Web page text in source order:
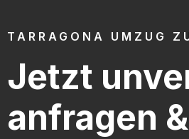
TARRAGONA UMZUG
Jetzt
anfragen